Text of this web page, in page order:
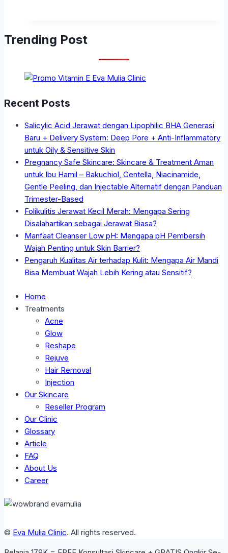
Trending Post
Recent Posts
Salicylic Acid Jerawat dengan Lipophilic BHA Generasi
Baru + Delivery System: Deep Pore + Anti-Inflammatory
untuk Oily & Sensitive Skin
Pregnancy Safe Skincare: Skincare & Treatment Aman
untuk Ibu Hamil – Bakuchiol, Centella, Niacinamide,
Gentle Peeling, dan Injectable Alternatif dengan Panduan
Trimester-Based
Folikulitis Jerawat Kecil Merah: Mengapa Sering
Disalahartikan sebagai Jerawat Biasa?
Manfaat Cleanser Low pH: Mengapa pH Pembersih
Wajah Penting untuk Skin Barrier?
Pengaruh Kualitas Air terhadap Kulit: Mengapa Air Mandi
Bisa Membuat Wajah Lebih Kering atau Sensitif?
Home
Treatments
Acne
Glow
Reshape
Rejuve
Hair Removal
Injection
Our Skincare
Reseller Program
Our Clinic
Glossary
Article
FAQ
About Us
Career
© Eva Mulia Clinic. All rights reserved.